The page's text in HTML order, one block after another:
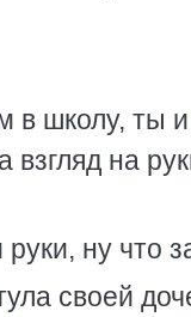
школу, ты и
на
ну что
своей